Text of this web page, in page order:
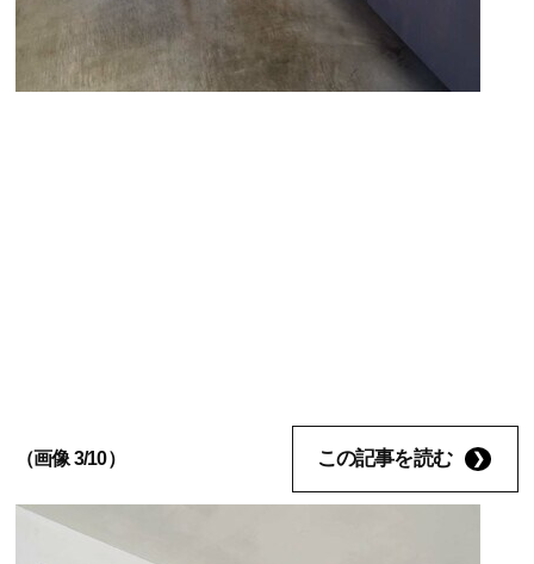
（画像 3/10） この記事を読む